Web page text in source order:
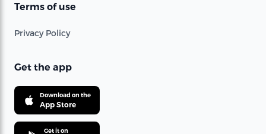
Terms of use
Privacy Policy
Get the app
Download on the
App Store
Get it on